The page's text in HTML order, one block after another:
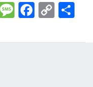
Facebook Copy
Link
اشتراک